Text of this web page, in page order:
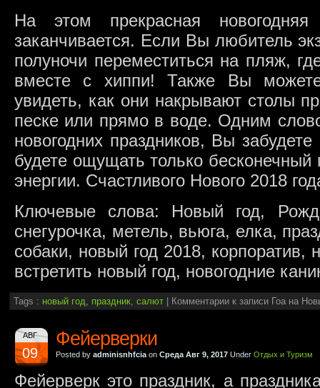
На этом прекрасная
заканчивается. Если Вы любитель
полуночи переместиться на пляж,
вместе с хиппи! Также Вы
увидеть, как они накрывают столы
песке или прямо в воде. Одним
новогодних праздников, Вы
будете ощущать только бесконечный
энергии. Счастливого Нового 2018
Ключевые слова: Новый год,
снегурочка, метель, вьюга, елка,
собаки, новый год 2018, корпоратив,
встретить новый год, новогодние
Tags : новый год праздник салют Комментарии к записи Гоа на
АВГ
09
Фейерверки
Posted by adminisnhfcia on Среда Авг 9, 2017 Under Отдых и Туризм
Фейерверк это праздник, а